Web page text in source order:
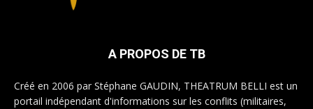
A PROPOS DE TB
Créé en 2006 par Stéphane GAUDIN, THEATRUM BELLI est un
portail indépendant d'informations sur les conflits (militaires,